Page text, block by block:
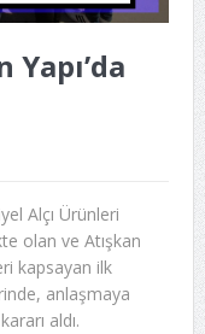
Alçı Ürünleri
olan ve Atışkan
kapsayan ilk
anlaşmaya
aldı.